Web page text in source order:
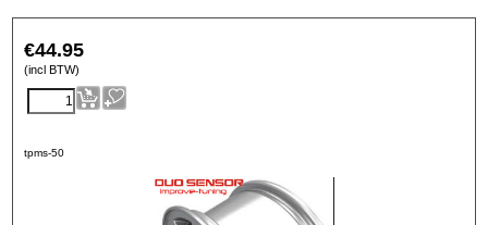
€44.95
(incl BTW)
tpms-50